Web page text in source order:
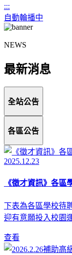
:::
自動輪播中
NEWS
最新消息
全站公告
各區公告
2025.12.23
《徵才資訊》各區
下表為各區學校待
迎有意願投入校園
查看